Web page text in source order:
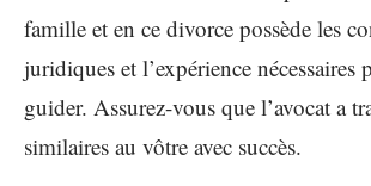
famille et en ce divorce possède les
juridiques et l’expérience nécessaires
guider. Assurez-vous que l’avocat a
similaires au vôtre avec succès.